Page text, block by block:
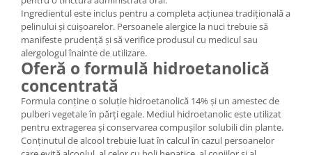
Ingredientul este inclus pentru a completa acțiunea tradițională a
pelinului și cuișoarelor. Persoanele alergice la nuci trebuie să
manifeste prudență și să verifice produsul cu medicul sau
alergologul înainte de utilizare.
Oferă o formulă hidroetanolică
concentrată
Formula conține o soluție hidroetanolică 14% și un amestec de
pulberi vegetale în părți egale. Mediul hidroetanolic este utilizat
pentru extragerea și conservarea compușilor solubili din plante.
Conținutul de alcool trebuie luat în calcul în cazul persoanelor